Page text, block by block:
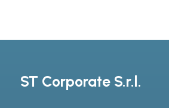
ST Corporate S.r.l.